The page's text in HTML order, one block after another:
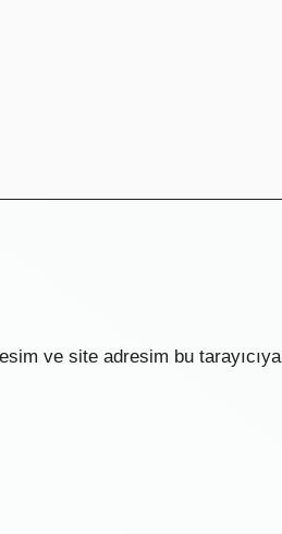
ve site adresim bu tarayıcıya